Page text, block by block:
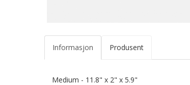
Informasjon Produsent
Medium - 11.8" x 2" x 5.9"